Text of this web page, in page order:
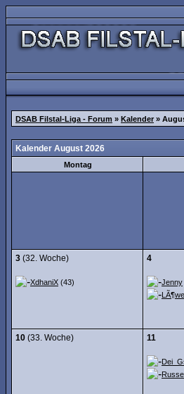
DSAB Filstal-Liga - Forum » Kalender »
Kalender August 2026
Montag
3 (32. Woche)
XdhaniX (43)
4
Jenny
10 (33. Woche) 11